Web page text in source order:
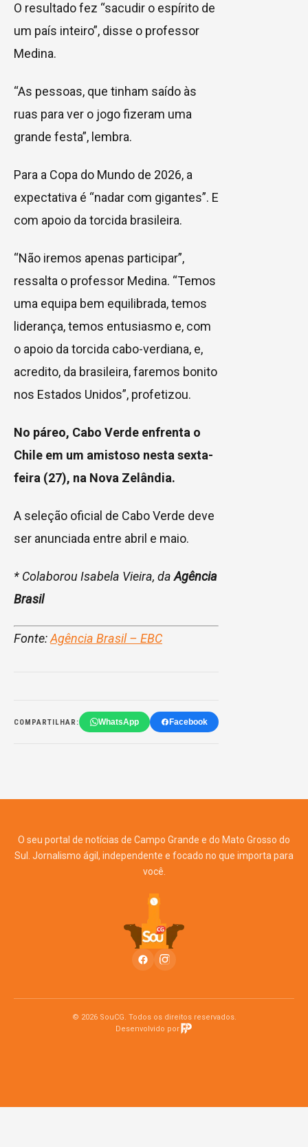
O resultado fez “sacudir o espírito de
um país inteiro”, disse o professor
Medina.
“As pessoas, que tinham saído às
ruas para ver o jogo fizeram uma
grande festa”, lembra.
Para a Copa do Mundo de 2026, a
expectativa é “nadar com gigantes”. E
com apoio da torcida brasileira.
“Não iremos apenas participar”,
ressalta o professor Medina. “Temos
uma equipa bem equilibrada, temos
liderança, temos entusiasmo e, com
o apoio da torcida cabo-verdiana, e,
acredito, da brasileira, faremos bonito
nos Estados Unidos”, profetizou.
No páreo, Cabo Verde enfrenta o
Chile em um amistoso nesta sexta-
feira (27), na Nova Zelândia.
A seleção oficial de Cabo Verde deve
ser anunciada entre abril e maio.
* Colaborou Isabela Vieira, daAgência
Brasil
Fonte:Agência Brasil – EBC
COMPARTILHAR: WhatsApp Facebook
O seu portal de notícias de Campo Grande e do Mato Grosso do
Sul. Jornalismo ágil, independente e focado no que importa para
você.
© 2026 SouCG. Todos os direitos reservados.
Desenvolvido por